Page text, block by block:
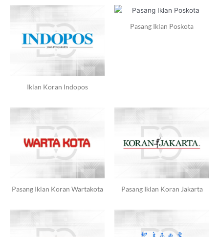
Iklan Koran Indopos
Pasang Iklan Poskota
Pasang Iklan Koran Wartakota Pasang Iklan Koran Jakarta